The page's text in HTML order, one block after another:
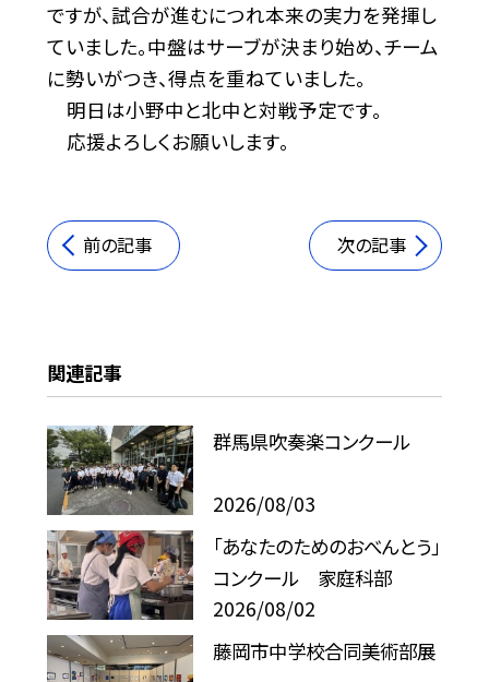
ですが、試合が進むにつれ本来の実力を発揮し
ていました。中盤はサーブが決まり始め、チーム
に勢いがつき、得点を重ねていました。
明日は小野中と北中と対戦予定です。
応援よろしくお願いします。
前の記事 次の記事
関連記事
群馬県吹奏楽コンクール
2026/08/03
「あなたのためのおべんとう」
コンクール 家庭科部
2026/08/02
藤岡市中学校合同美術部展